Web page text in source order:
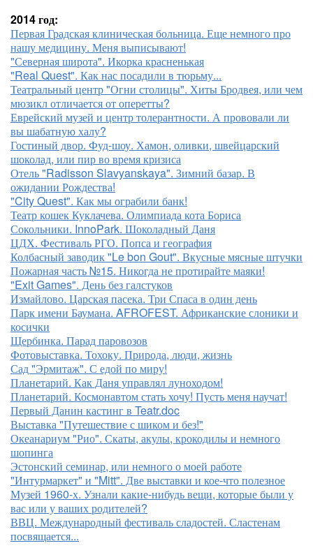
2014 год:
Первая Градская клиническая больница. Еще немного про
нашу медицину. Меня выписывают!
"Северная широта". Икорка красненькая
"Real Quest". Как нас посадили в тюрьму...
Театральный центр "Огни столицы". Хиты Бродвея, или чем
мюзикл отличается от оперетты?
Еврейский музей и центр толерантности. А прововали ли
вы шабатную халу?
Гостиный двор. Фуд-шоу. Хамон, оливки, швейцарский
шоколад, или пир во время кризиса
Отель "Radisson Slavyanskaya". Зимний базар. В
ожидании Рождества!
"City Quest". Как мы ограбили банк!
Театр кошек Куклачева. Олимпиада кота Бориса
Сокольники. InnoPark. Шоколадный Даня
ЦДХ. Фестиваль РГО. Попса и география
Колбасный заводик "Le bon Gout". Вкусные мясные штучки
Пожарная часть №15. Никогда не протирайте маяки!
"Exit Games". День без галстуков
Измайлово. Царская пасека. Три Спаса в один день
Парк имени Баумана. AFROFEST. Африканские слоники и
косички
Щербинка. Парад паровозов
Фотовыставка. Тохоку. Природа, люди, жизнь
Сад "Эрмитаж". С едой по миру!
Планетарий. Как Даня управлял луноходом!
Планетарий. Космонавтом стать хочу! Пусть меня научат!
Первый Данин кастинг в Teatr.doc
Выставка "Путешествие с шиком и без!"
Океанариум "Рио". Скаты, акулы, крокодилы и немного
шопинга
Эстонский семинар, или немного о моей работе
"Интурмаркет" и "Mitt". Две выставки и кое-что полезное
Музей 1960-х. Узнали какие-нибудь вещи, которые были у
вас или у ваших родителей?
ВВЦ. Международный фестиваль сладостей. Сластенам
посвящается...